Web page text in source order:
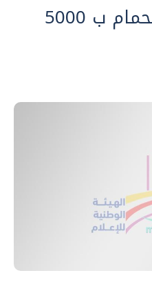
أغان مسجلة في الحمام ب 5000